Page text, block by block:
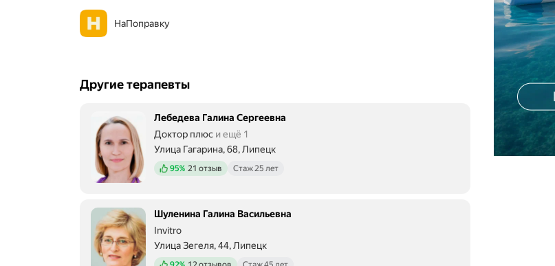
НаПоправку
Другие терапевты
Лебедева Галина Сергеевна
Доктор плюс и ещё 1
Улица Гагарина, 68, Липецк
Положительных отзывов
95% 21 отзыв Стаж 25 лет
Шуленина Галина Васильевна
Invitro
Улица Зегеля, 44, Липецк
Положительных отзывов